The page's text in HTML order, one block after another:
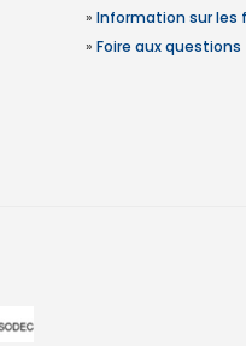
» Information sur les
» Foire aux questions